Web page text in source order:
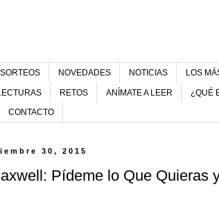
SORTEOS NOVEDADES NOTICIAS LOS
RETOS ANÍMATE A LEER ¿QUÉ
CONTACTO
30, 2015
Pídeme lo Que Quieras